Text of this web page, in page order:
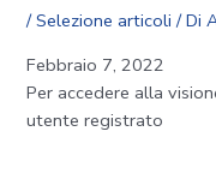
/Selezione articoli / Di
Febbraio 7, 2022
Per accedere alla
utente registrato